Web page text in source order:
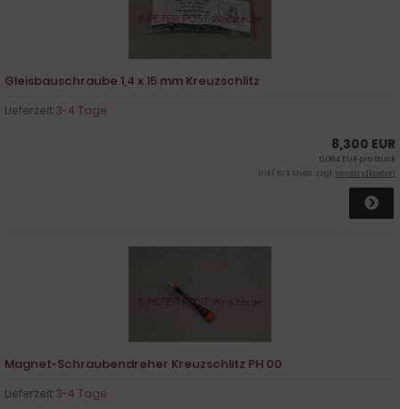
Gleisbauschraube 1,4 x 15 mm Kreuzschlitz
Lieferzeit:3-4 Tage
8,300 EUR
0,064 EUR pro Stück
inkl. 19 % MwSt. zzgl.Versandkosten
Magnet-Schraubendreher Kreuzschlitz PH 00
Lieferzeit:3-4 Tage